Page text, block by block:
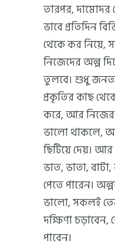
তারপর, দামোদর
ভাবে প্রতিদিন
থেকে কর নিয়ে,
নিজেদের অল্প
তুলবে। শুধু
প্রকৃতির কাছ
করে, আর নিজের
ভালো থাকলে,
ছিটিয়ে দেয়। আর
ভাত, ভাতা,
পেতে পারেন।
ভালো, সকলই
দক্ষিণা
পাবেন।